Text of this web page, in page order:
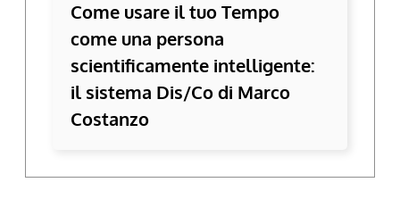
Come usare il tuo Tempo
come una persona
scientificamente intelligente:
il sistema Dis/Co di Marco
Costanzo